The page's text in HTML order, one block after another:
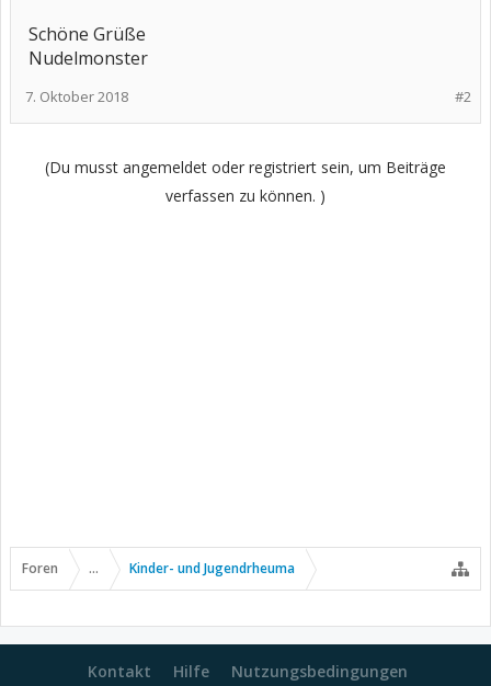
Schöne Grüße
Nudelmonster
#2
7. Oktober 2018
(Du musst angemeldet oder registriert sein, um Beiträge
verfassen zu können. )
Foren ... Kinder- und Jugendrheuma
Kontakt Hilfe Nutzungsbedingungen